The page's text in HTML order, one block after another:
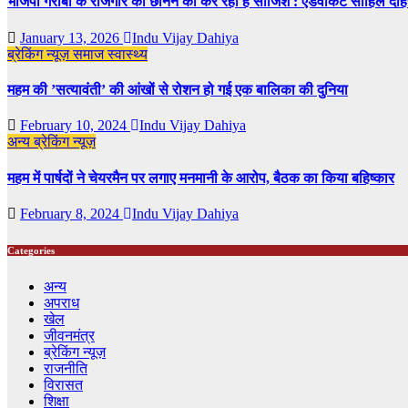
January 13, 2026
Indu Vijay Dahiya
ब्रेकिंग न्यूज़समाजस्वास्थ्य
महम की ’सत्यावंती’ की आंखों से रोशन हो गई एक बालिका की दुनिया
February 10, 2024
Indu Vijay Dahiya
अन्यब्रेकिंग न्यूज़
महम में पार्षदों ने चेयरमैन पर लगाए मनमानी के आरोप, बैठक का किया बहिष्कार
February 8, 2024 Indu Vijay Dahiya
Categories
अन्य
अपराध
खेल
जीवनमंत्र
ब्रेकिंग न्यूज़
राजनीति
‍‍विरासत
शिक्षा